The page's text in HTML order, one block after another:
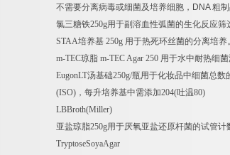
不需要分离病毒或细菌及培养细胞， DNA粗
氯三糖铁250g用于副溶血性弧菌的生化反应筛
STAA培养基 250g 用于热死环丝菌的分离培养。
m-TEC琼脂 m-TEC Agar 250 用于水中耐热细
EugonLT汤基础250g/瓶用于化妆品中细菌总数
(ISO) ，每升培养基中需添加204(吐温80)
LBBroth(Miller)
亚盐琼脂250g用于厌氧亚盐还原杆菌的试管计
TryptoseSoyaAgar